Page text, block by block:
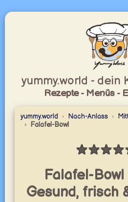
yummy.world - dein
Rezepte - Menüs -
yummy.world Nach-Anlass
Falafel-Bowl
★★★★
Falafel-
Gesund, frisch